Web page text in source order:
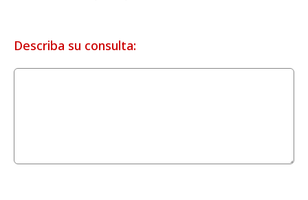
Describa su consulta: